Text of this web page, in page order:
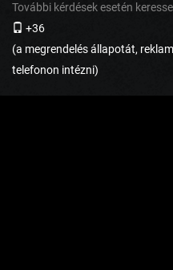
További kérdések esetén
+36
(a megrendelés állapotát,
telefonon intézni)